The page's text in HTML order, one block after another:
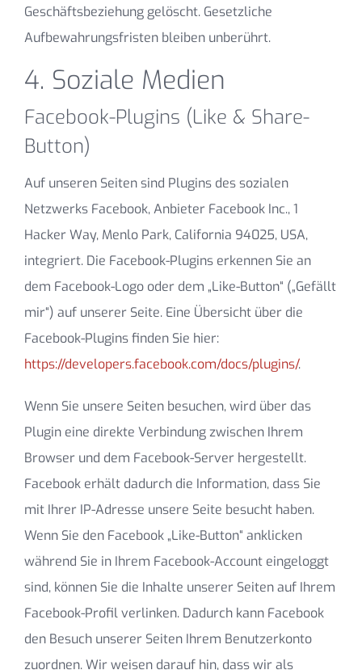
Geschäftsbeziehung gelöscht. Gesetzliche
Aufbewahrungsfristen bleiben unberührt.
4. Soziale Medien
Facebook-Plugins (Like & Share-
Button)
Auf unseren Seiten sind Plugins des sozialen
Netzwerks Facebook, Anbieter Facebook Inc., 1
Hacker Way, Menlo Park, California 94025, USA,
integriert. Die Facebook-Plugins erkennen Sie an
dem Facebook-Logo oder dem „Like-Button“ („Gefällt
mir“) auf unserer Seite. Eine Übersicht über die
Facebook-Plugins finden Sie hier:
https://developers.facebook.com/docs/plugins/.
Wenn Sie unsere Seiten besuchen, wird über das
Plugin eine direkte Verbindung zwischen Ihrem
Browser und dem Facebook-Server hergestellt.
Facebook erhält dadurch die Information, dass Sie
mit Ihrer IP-Adresse unsere Seite besucht haben.
Wenn Sie den Facebook „Like-Button“ anklicken
während Sie in Ihrem Facebook-Account eingeloggt
sind, können Sie die Inhalte unserer Seiten auf Ihrem
Facebook-Profil verlinken. Dadurch kann Facebook
den Besuch unserer Seiten Ihrem Benutzerkonto
zuordnen. Wir weisen darauf hin, dass wir als